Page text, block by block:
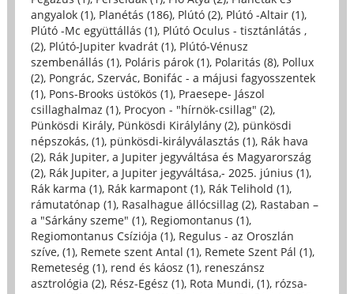
angyalok (1), Planétás (186), Plútó (2), Plútó -Altair (1),
Plútó -Mc együttállás (1), Plútó Oculus - tisztánlátás ,
(2), Plútó-Jupiter kvadrát (1), Plútó-Vénusz
szembenállás (1), Poláris párok (1), Polaritás (8), Pollux
(2), Pongrác, Szervác, Bonifác - a májusi fagyosszentek
(1), Pons-Brooks üstökös (1), Praesepe- Jászol
csillaghalmaz (1), Procyon - "hírnök-csillag" (2),
Pünkösdi Király, Pünkösdi Királylány (2), pünkösdi
népszokás, (1), pünkösdi-királyválasztás (1), Rák hava
(2), Rák Jupiter, a Jupiter jegyváltása és Magyarország
(2), Rák Jupiter, a Jupiter jegyváltása,- 2025. június (1),
Rák karma (1), Rák karmapont (1), Rák Telihold (1),
rámutatónap (1), Rasalhague állócsillag (2), Rastaban –
a "Sárkány szeme" (1), Regiomontanus (1),
Regiomontanus Csíziója (1), Regulus - az Oroszlán
szíve, (1), Remete szent Antal (1), Remete Szent Pál (1),
Remeteség (1), rend és káosz (1), reneszánsz
asztrológia (2), Rész-Egész (1), Rota Mundi, (1), rózsa-